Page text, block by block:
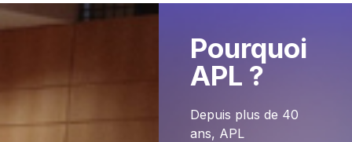
Pourquoi
APL ?
Depuis plus de 40
ans, APL